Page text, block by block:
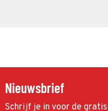
Nieuwsbrief
Schrijf je in voor de